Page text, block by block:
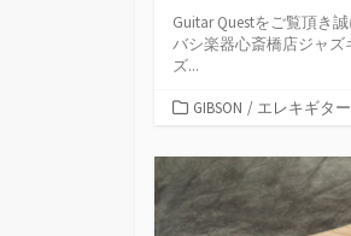
Guitar Questをご覧頂き
バシ楽器心斎橋店ジャズ
ズ...
カ
ゴ
リ
ー
GIBSON / エレキギター